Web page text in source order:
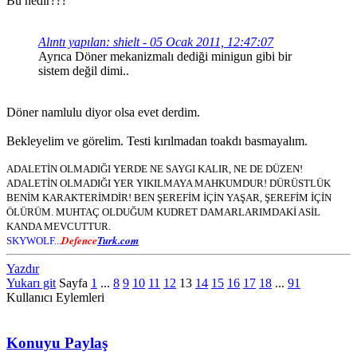
Alıntı yapılan: shielt - 05 Ocak 2011, 12:47:07
Ayrıca Döner mekanizmalı dediği minigun gibi bir
sistem değil dimi..
Döner namlulu diyor olsa evet derdim.
Bekleyelim ve görelim. Testi kırılmadan toakdı basmayalım.
ADALETİN OLMADIĞI YERDE NE SAYGI KALIR, NE DE DÜZEN!
ADALETİN OLMADIĞI YER YIKILMAYA MAHKUMDUR! DÜRÜSTLÜK
BENİM KARAKTERİMDİR! BEN ŞEREFİM İÇİN YAŞAR, ŞEREFİM İÇİN
ÖLÜRÜM. MUHTAÇ OLDUĞUM KUDRET DAMARLARIMDAKİ ASİL
KANDA MEVCUTTUR.
SKYWOLF... DefenceTurk.com
Yazdır
Yukarı git Sayfa 1 ... 8 9 10 11 12 13 14 15 16 17 18 ... 91
Kullanıcı Eylemleri
Konuyu Paylaş